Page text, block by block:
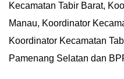
Kecamatan Tabir Barat,
Manau, Koordinator
Koordinator Kecamatan
Pamenang Selatan dan